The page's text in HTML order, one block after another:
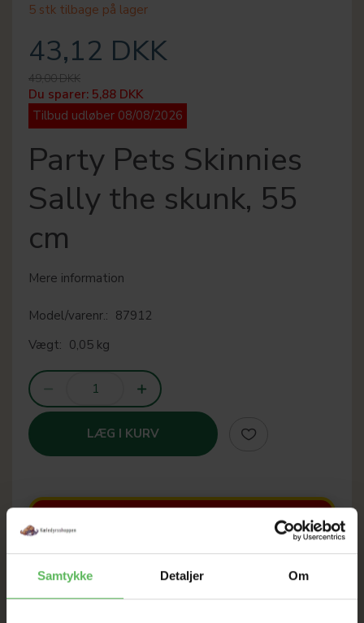
Samtykke Detaljer Om
5 stk tilbage på lager
43,12 DKK
49,00 DKK
Du sparer: 5,88 DKK
Tilbud udløber 08/08/2026
Party Pets Skinnies
Sally the skunk, 55
cm
Mere information
Model/varenr.: 87912
Vægt: 0,05 kg
LÆG I KURV
SOMMER
UDSALG